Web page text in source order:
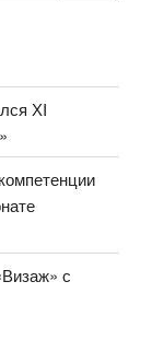
ХI
с